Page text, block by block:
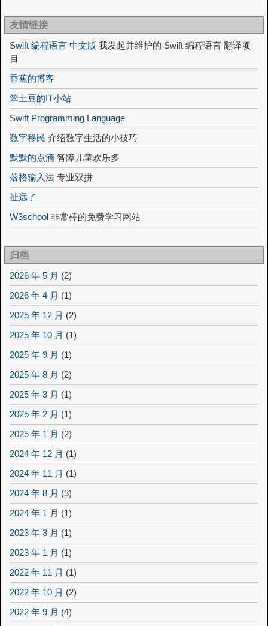
友情链接
Swift 编程语言 中文版 我发起并维护的 Swift 编程语言 翻译项
目
香蕉的博客
笨土豆的IT小站
Swift Programming Language
数字移民 介绍数字生活的小技巧
默默的点滴 智障儿童欢乐多
落格输入法 专业双拼
扯远了
W3school 非常棒的免费学习网站
归档
2026 年 5 月 (2)
2026 年 4 月 (1)
2025 年 12 月 (2)
2025 年 10 月 (1)
2025 年 9 月 (1)
2025 年 8 月 (2)
2025 年 3 月 (1)
2025 年 2 月 (1)
2025 年 1 月 (2)
2024 年 12 月 (1)
2024 年 11 月 (1)
2024 年 8 月 (3)
2024 年 1 月 (1)
2023 年 3 月 (1)
2023 年 1 月 (1)
2022 年 11 月 (1)
2022 年 10 月 (2)
2022 年 9 月 (4)